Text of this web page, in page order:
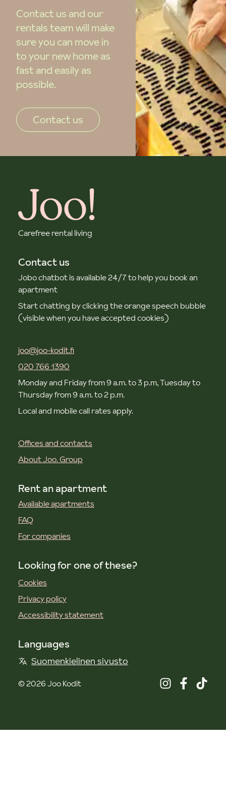
Contact us and our
rentals team will make
sure you can move in
to your new home as
fast and easily as
possible.
Contact us
Carefree rental living
Contact us
Jobo chatbot is available 24/7 to help you book an
apartment
Start chatting by clicking the orange speech bubble
(visible when you have accepted cookies)
joo@joo-kodit.fi
020 766 1390
Monday and Friday from 9 a.m. to 3 p.m, Tuesday to
Thursday from 9 a.m. to 2 p.m.
Local and mobile call rates apply.
Offices and contacts
About Joo. Group
Rent an apartment
Available apartments
FAQ
For companies
Looking for one of these?
Cookies
Privacy policy
Accessibility statement
Languages
Suomenkielinen sivusto
©2026Joo Kodit